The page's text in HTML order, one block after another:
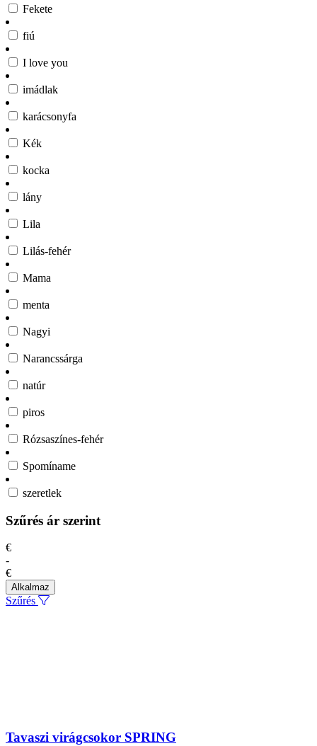
Fekete
fiú
I love you
imádlak
karácsonyfa
Kék
kocka
lány
Lila
Lilás-fehér
Mama
menta
Nagyi
Narancssárga
natúr
piros
Rózsaszínes-fehér
Spomíname
szeretlek
Szűrés ár szerint
€
-
€
Alkalmaz
Szűrés
Tavaszi virágcsokor SPRING